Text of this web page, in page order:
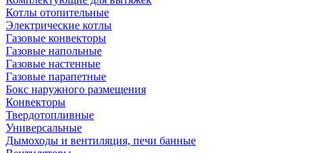
Котлы отопительные
Электрические котлы
Газовые конвекторы
Газовые напольные
Газовые настенные
Газовые парапетные
Бокс наружного размещения
Конвекторы
Твердотопливные
Универсальные
Дымоходы и вентиляция, печи банные